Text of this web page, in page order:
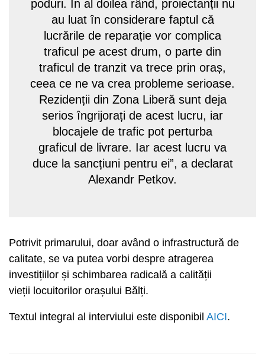
poduri. În al doilea rând, proiectanții nu
au luat în considerare faptul că
lucrările de reparație vor complica
traficul pe acest drum, o parte din
traficul de tranzit va trece prin oraș,
ceea ce ne va crea probleme serioase.
Rezidenții din Zona Liberă sunt deja
serios îngrijorați de acest lucru, iar
blocajele de trafic pot perturba
graficul de livrare. Iar acest lucru va
duce la sancțiuni pentru ei”, a declarat
Alexandr Petkov.
Potrivit primarului, doar având o infrastructură de
calitate, se va putea vorbi despre atragerea
investițiilor și schimbarea radicală a calității
vieții locuitorilor orașului Bălți.
Textul integral al interviului este disponibil AICI.